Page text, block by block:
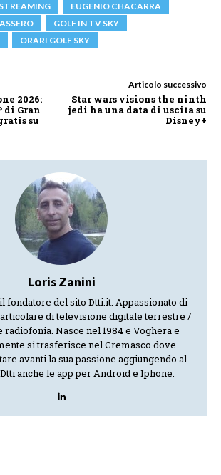
EUGENIO CHACARRA
GOLF IN TV SKY
ORARI GOLF SKY
2026:
di Gran
su
Articolo successivo
Star wars visions the ninth
jedi ha una data di uscita su
Disney+
Loris Zanini
fondatore del sito Dtti.it. Appassionato di
di televisione digitale terrestre /
radiofonia. Nasce nel 1984 e Voghera e
si trasferisce nel Cremasco dove
avanti la sua passione aggiungendo al
anche le app per Android e Iphone.